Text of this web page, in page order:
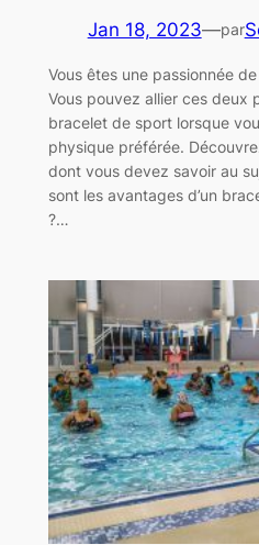
Jan 18, 2023—par
Vous êtes une passionnée
Vous pouvez allier ces deux
bracelet de sport lorsque
physique préférée.
dont vous devez savoir au
sont les avantages d’un
?…